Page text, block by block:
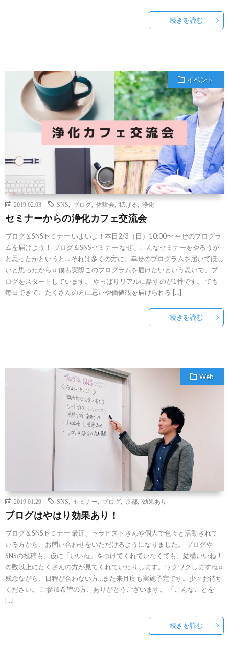
続きを読む
イベント
2019.02.03 SNS ブログ 体験会 拡げる 浄化
セミナーからの浄化カフェ交流会
ブログ＆SNSセミナー いよいよ！本日2/3（日）10:00〜 幸せのプログラ
ムを届けよう！ ブログ＆SNSセミナー なぜ、こんなセミナーをやろうか
と思ったかというと… それは多くの方に、幸せのプログラムを届いてほし
いと思ったから♫ 僕も実際このプログラムを届けたいという思いで、ブ
ログをスタートしています。 やっぱりリアルに話すのが1番です。 でも
毎日できて、たくさんの方に思いや価値観を届けられる […]
続きを読む
Web
2019.01.29 SNS セミナー ブログ 京都 効果あり
ブログはやはり効果あり！
ブログ＆SNSセミナー 最近、セラピストさんや個人で色々と活動されて
いる方から、お問い合わせをいただけるようになりました。 ブログや
SNSの投稿も、仮に「いいね」をつけてくれていなくても、結構いいね！
の数以上にたくさんの方が見てくれていたりします。ワクワクしますね♫
残念ながら、日程が合わない方…また来月度も実施予定です。少々お待ち
ください。 ご参加希望の方、ありがとうございます。 「こんなことを
[…]
続きを読む